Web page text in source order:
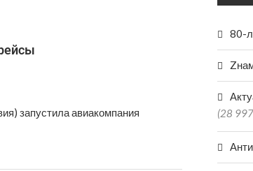
запустила авиакомпания
80-
(28